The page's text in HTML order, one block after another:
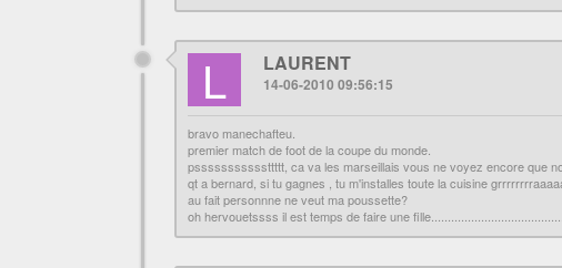
L LAURENT
14-06-2010 09:56:15
bravo manechafteu.
premier match de foot de la coupe du monde.
psssssssssssttttt, ca va les marseillais vous ne voyez encore que
qt a bernard, si tu gagnes , tu m'installes toute la cuisine
au fait personnne ne veut ma poussette?
oh hervouetssss il est temps de faire une